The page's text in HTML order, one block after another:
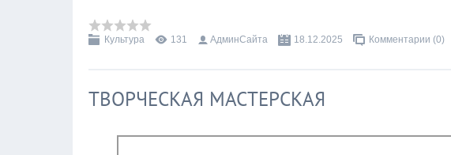
Культура 131 АдминСайта 18.12.2025 Комментарии (0)
ТВОРЧЕСКАЯ МАСТЕРСКАЯ